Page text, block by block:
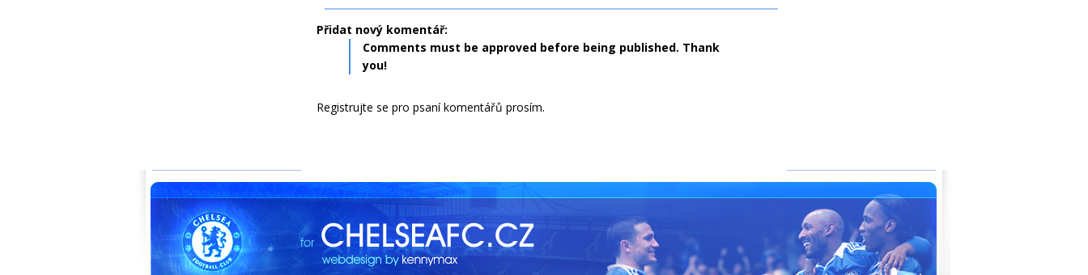
Přidat nový komentář:
Comments must be approved before being published. Thank
you!
Registrujte se pro psaní komentářů prosím.